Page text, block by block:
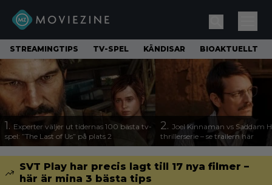
STREAMINGTIPS TV-SPEL KÄNDISAR BIOAKTUELLT
1. Experter väljer ut tidernas 100 bästa tv-
spel: ”The Last of Us” på plats 2
2. Joel Kinnaman vs Saddam
thrillerserie – se trailern här
SVT Play har precis lagt till 17 nya filmer –
här är mina 3 bästa tips